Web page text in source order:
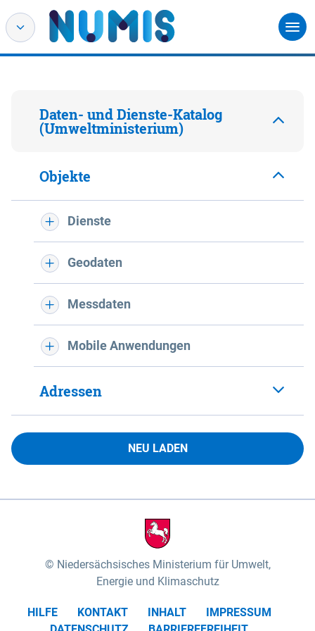
Daten- und Dienste-Katalog
(Umweltministerium)
Objekte
Dienste
Geodaten
Messdaten
Mobile Anwendungen
Adressen
NEU LADEN
Niedersächsisches Ministerium für Umwelt,
Energie und Klimaschutz
HILFE KONTAKT INHALT
IMPRESSUM